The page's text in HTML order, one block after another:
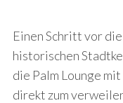
Einen Schritt vor
historischen
die Palm Lounge
direkt zum